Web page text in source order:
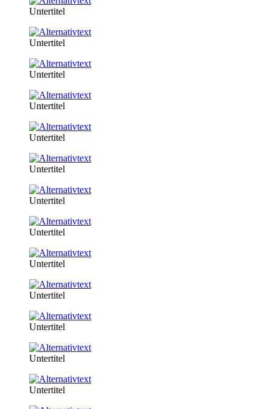
Untertitel
Untertitel
Untertitel
Untertitel
Untertitel
Untertitel
Untertitel
Untertitel
Untertitel
Untertitel
Untertitel
Untertitel
Untertitel